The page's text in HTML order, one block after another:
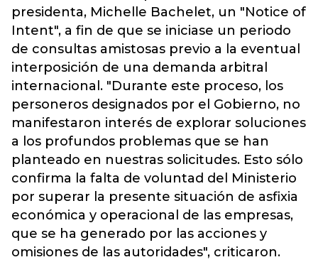
presidenta, Michelle Bachelet, un "Notice of
Intent", a fin de que se iniciase un periodo
de consultas amistosas previo a la eventual
interposición de una demanda arbitral
internacional. "Durante este proceso, los
personeros designados por el Gobierno, no
manifestaron interés de explorar soluciones
a los profundos problemas que se han
planteado en nuestras solicitudes. Esto sólo
confirma la falta de voluntad del Ministerio
por superar la presente situación de asfixia
económica y operacional de las empresas,
que se ha generado por las acciones y
omisiones de las autoridades", criticaron.